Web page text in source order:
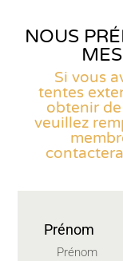
NOUS
Si vous
tentes
obtenir
veuillez
Prénom